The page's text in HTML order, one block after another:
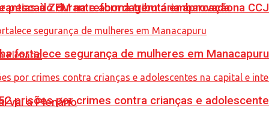
à ZFM na reforma tributária aprovada na
vai a Plenário
pescado durante abordagem a embarcação
fortalece segurança de mulheres em Manacapuru
prisões por crimes contra crianças e